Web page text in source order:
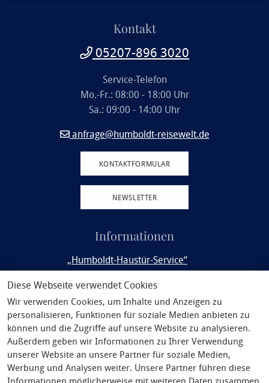
Diese Webseite verwendet Cookies
Wir verwenden Cookies, um Inhalte und Anzeigen zu
personalisieren, Funktionen für soziale Medien anbieten zu
können und die Zugriffe auf unsere Website zu analysieren.
Außerdem geben wir Informationen zu Ihrer Verwendung
unserer Website an unsere Partner für soziale Medien,
Werbung und Analysen weiter. Unsere Partner führen diese
Informationen möglicherweise mit weiteren Daten zusammen,
Kontakt
05207-896 3020
Service-Telefon
Mo.-Fr.: 08:00 - 18:00 Uhr
Sa.: 09:00 - 14:00 Uhr
anfrage@humboldt-reisewelt.de
KONTAKTFORMULAR
NEWSLETTER
Informationen
„Humboldt-Haustür-Service“
Rail&Fly
Service
Philosophie
Unsere Partner
AGB